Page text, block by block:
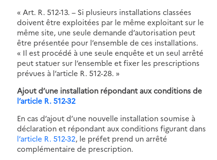
« Art. R. 512-13. – Si plusieurs installations classées
doivent être exploitées par le même exploitant sur le
même site, une seule demande d’autorisation peut
être présentée pour l’ensemble de ces installations.
« Il est procédé à une seule enquête et un seul arrêté
peut statuer sur l’ensemble et fixer les prescriptions
prévues à l’article R. 512-28. »
Ajout d’une installation répondant aux conditions de
l’article R. 512-32
En cas d’ajout d’une nouvelle installation soumise à
déclaration et répondant aux conditions figurant dans
l’article R. 512-32, le préfet prend un arrêté
complémentaire de prescription.